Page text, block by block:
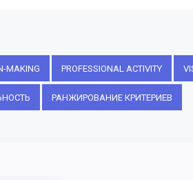
MAKING PROFESSIONAL ACTIVITY
РАНЖИРОВАНИЕ КРИТЕРИЕВ